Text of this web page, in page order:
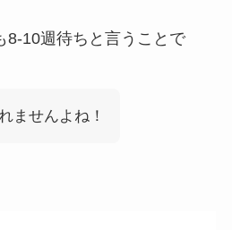
8-10週待ちと言うことで
ませんよね！